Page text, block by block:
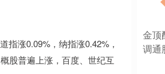
指涨0.09%，纳指涨0.42%，
股普遍上涨，百度、世纪互
金顶
调通